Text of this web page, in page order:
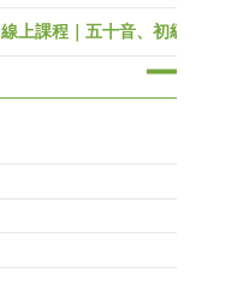
線上課程｜五十音、初級～高級